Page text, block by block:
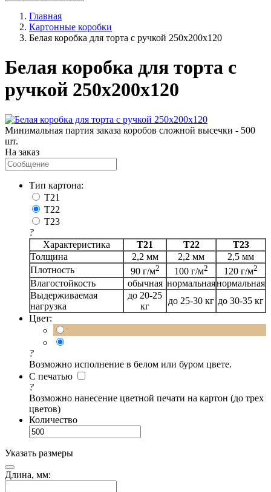
Главная
Картонные коробки
Белая коробка для торта с ручкой 250x200x120
Белая коробка для торта с
ручкой 250x200x120
Минимальная партия заказа коробов сложной высечки - 500
шт.
На заказ
Тип картона:
T21
T22
T23
?
Характеристика
Т21 Т22
Т23
Толщина
2,2 мм 2,2 мм
2,5 мм
Плотность
90 г/м2 100 г/м2 120 г/м2
Влагостойкость обычная нормальнаянормальная
Выдерживаемая
нагрузка
до 20-25
кг
до 25-30 кг до 30-35 кг
Цвет:
?
Возможно исполнение в белом или буром цвете.
С печатью
?
Возможно нанесение цветной печати на картон (до трех
цветов)
Количество
Указать размеры
Длина, мм: